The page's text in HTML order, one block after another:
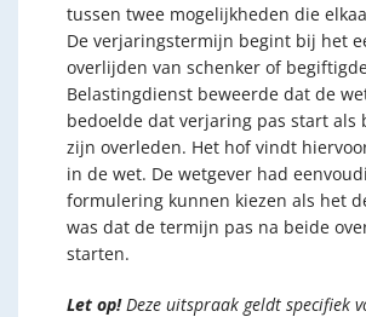
tussen twee mogelijkheden die
De verjaringstermijn begint bij het
overlijden van schenker of
Belastingdienst beweerde dat de
bedoelde dat verjaring pas start als
zijn overleden. Het hof vindt
in de wet. De wetgever had
formulering kunnen kiezen als het
was dat de termijn pas na beide
starten.
Let op! Deze uitspraak geldt specifiek